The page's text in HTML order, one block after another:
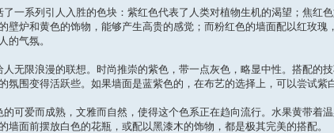
一系列引人入胜的色块：紫红色代表了人类对植物生机的渴望；焦红
炉和黄色的饰物，能够产生高贵的感觉；而粉红色的墙面配以红玫瑰
的气氛。
无限浪漫的联想。时尚推崇的紫色，带一点灰色，略显中性。搭配的
氛围变得活跃些。如果墙面是蓝紫色的，在布艺的选择上，可以尝试紫
可爱而成熟，文雅而自然，使得这个色系正在趋向流行。水果黄带着
墙面前摆放白色的花瓶，或配以黑漆木的饰物，都是极其完美的搭配。